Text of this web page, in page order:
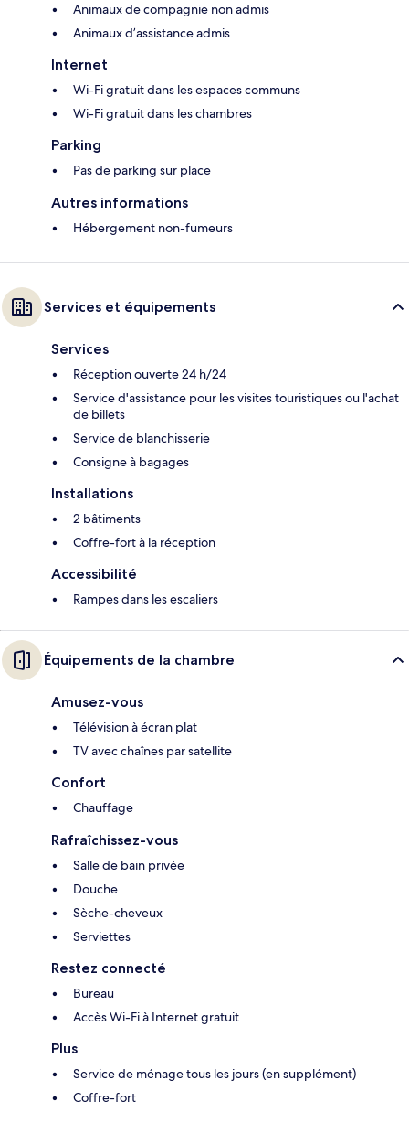
Animaux de compagnie non admis
Animaux d’assistance admis
Internet
Wi-Fi gratuit dans les espaces communs
Wi-Fi gratuit dans les chambres
Parking
Pas de parking sur place
Autres informations
Hébergement non-fumeurs
Services et équipements
Services
Réception ouverte 24 h/24
Service d'assistance pour les visites touristiques ou l'achat
de billets
Service de blanchisserie
Consigne à bagages
Installations
2 bâtiments
Coffre-fort à la réception
Accessibilité
Rampes dans les escaliers
Équipements de la chambre
Amusez-vous
Télévision à écran plat
TV avec chaînes par satellite
Confort
Chauffage
Rafraîchissez-vous
Salle de bain privée
Douche
Sèche-cheveux
Serviettes
Restez connecté
Bureau
Accès Wi-Fi à Internet gratuit
Plus
Service de ménage tous les jours (en supplément)
Coffre-fort